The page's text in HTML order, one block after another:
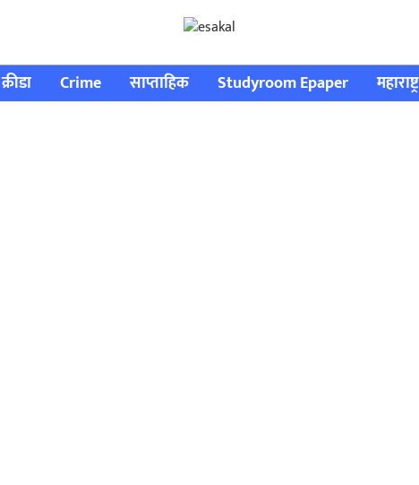
क्रीडा Crime साप्ताहिक Studyroom Epaper महाराष्ट्र